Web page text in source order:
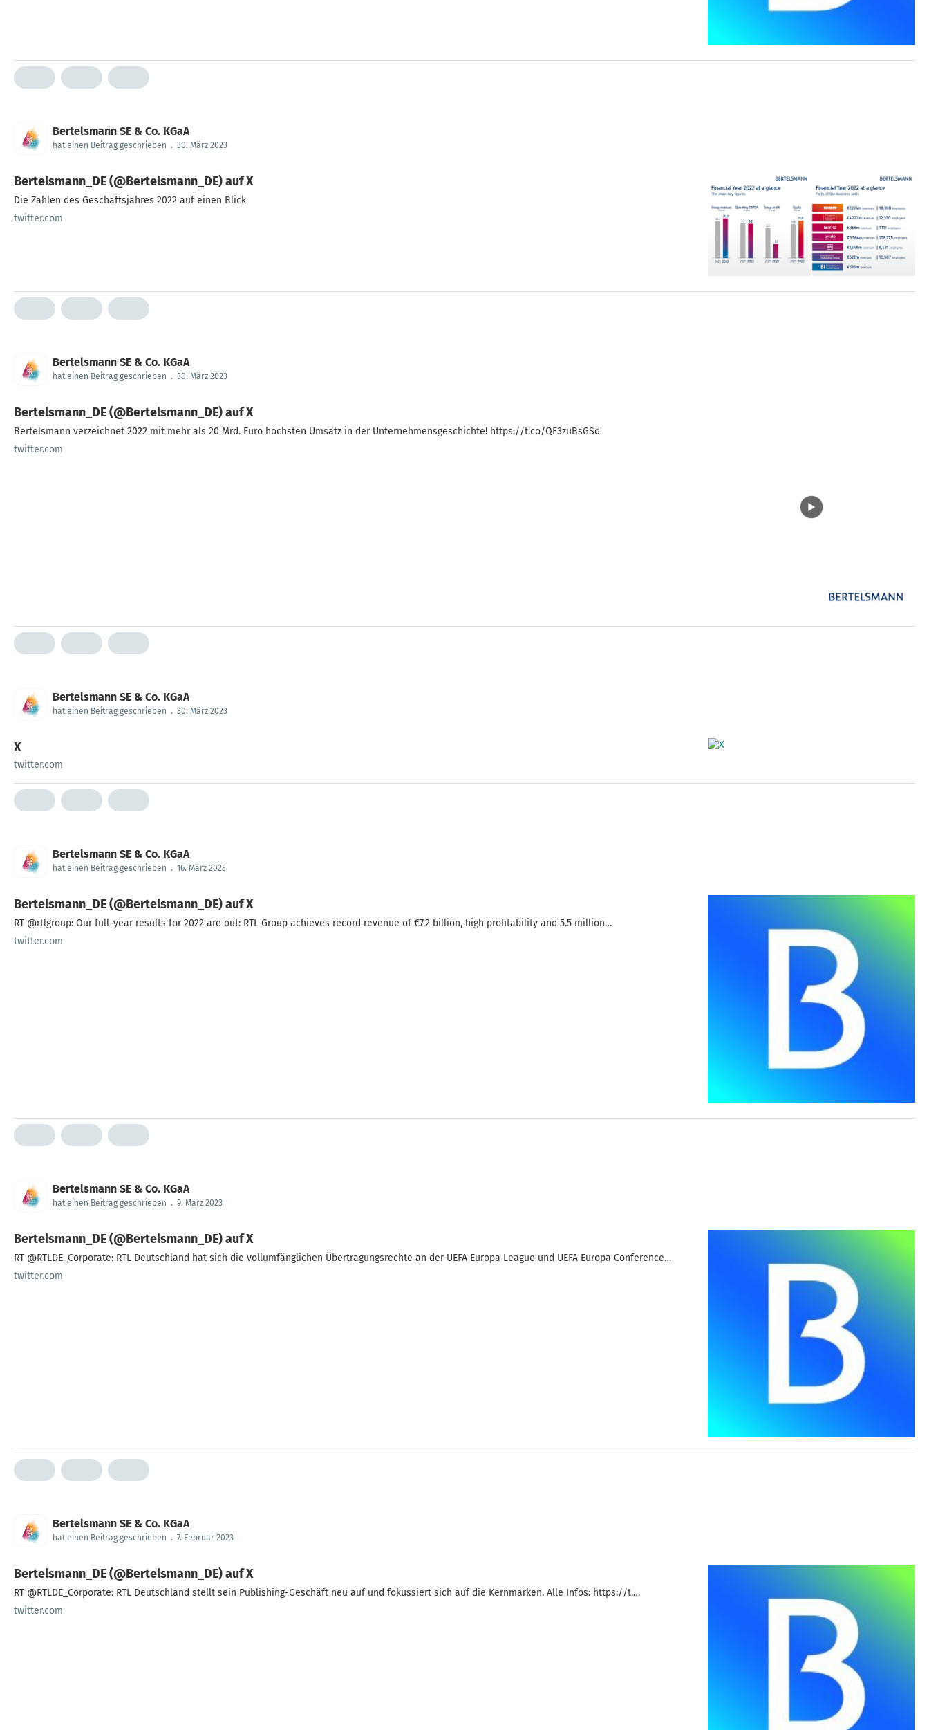
Bertelsmann SE & Co. KGaA
hat einen Beitrag geschrieben . 30. März 2023
Bertelsmann_DE (@Bertelsmann_DE) auf X
Die Zahlen des Geschäftsjahres 2022 auf einen Blick
twitter.com
Bertelsmann SE & Co. KGaA
hat einen Beitrag geschrieben . 30. März 2023
Bertelsmann_DE (@Bertelsmann_DE) auf X
Bertelsmann verzeichnet 2022 mit mehr als 20 Mrd. Euro höchsten Umsatz in der Unternehmensgeschichte! https://t.co/QF3zuBsGSd
twitter.com
Bertelsmann SE & Co. KGaA
hat einen Beitrag geschrieben . 30. März 2023
X
twitter.com
Bertelsmann SE & Co. KGaA
hat einen Beitrag geschrieben . 16. März 2023
Bertelsmann_DE (@Bertelsmann_DE) auf X
RT @rtlgroup: Our full-year results for 2022 are out: RTL Group achieves record revenue of €7.2 billion, high profitability and 5.5 million…
twitter.com
Bertelsmann SE & Co. KGaA
hat einen Beitrag geschrieben . 9. März 2023
Bertelsmann_DE (@Bertelsmann_DE) auf X
RT @RTLDE_Corporate: RTL Deutschland hat sich die vollumfänglichen Übertragungsrechte an der UEFA Europa League und UEFA Europa Conference…
twitter.com
Bertelsmann SE & Co. KGaA
hat einen Beitrag geschrieben . 7. Februar 2023
Bertelsmann_DE (@Bertelsmann_DE) auf X
RT @RTLDE_Corporate: RTL Deutschland stellt sein Publishing-Geschäft neu auf und fokussiert sich auf die Kernmarken. Alle Infos: https://t.…
twitter.com